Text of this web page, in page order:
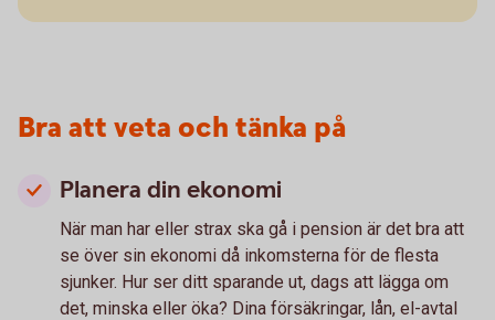
Bra att veta och tänka på
Planera din ekonomi
När man har eller strax ska gå i pension är det bra att
se över sin ekonomi då inkomsterna för de flesta
sjunker. Hur ser ditt sparande ut, dags att lägga om
det, minska eller öka? Dina försäkringar, lån, el-avtal